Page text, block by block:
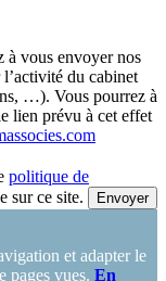
à vous envoyer nos
du cabinet
…). Vous pourrez à
lien prévu à cet effet
politique de
sur ce site.
et adapter le
pages vues. En